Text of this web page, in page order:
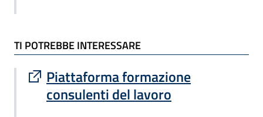
TI POTREBBE INTERESSARE
Piattaforma formazione
consulenti del lavoro
Sito esterno : apre una nuova finestra